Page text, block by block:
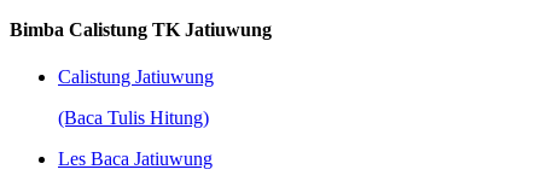
Bimba Calistung TK Jatiuwung
Calistung Jatiuwung
(Baca Tulis Hitung)
Les Baca Jatiuwung